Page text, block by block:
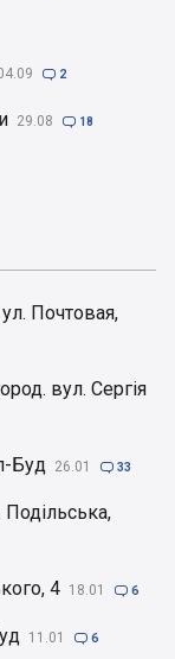
 2
29.08  18
Почтовая,
вул. Сергія
Буд 26.01  33
4 18.01  6
11.01  6